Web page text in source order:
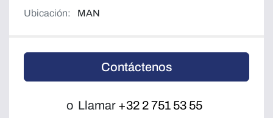
Ubicación: MAN
Contáctenos
o Llamar +32 2 751 53 55